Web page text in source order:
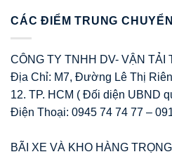
CÁC ĐIỂM TRUNG
CÔNG TY TNHH DV- VẬN TẢI
Địa Chỉ: M7, Đường Lê Thị
12. TP. HCM ( Đối diện UBND
Điện Thoại: 0945 74 74 77 –
BÃI XE VÀ KHO HÀNG